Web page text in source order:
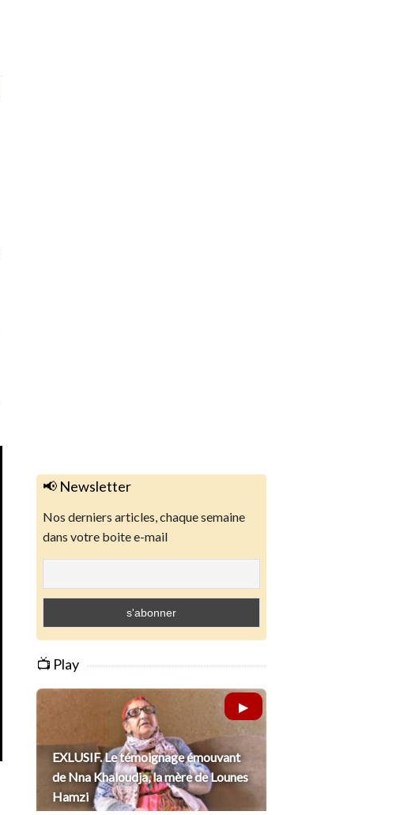
📢 Newsletter
Nos derniers articles, chaque semaine
dans votre boite e-mail
📺 Play
EXLUSIF. Le témoignage émouvant
de Nna Khaloudja, la mère de Lounes
Hamzi